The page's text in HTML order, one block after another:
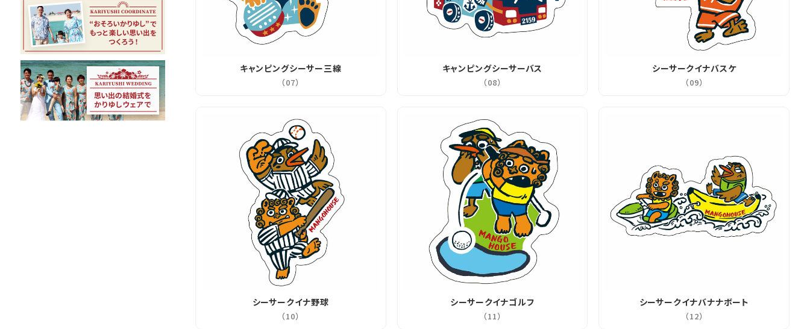
在庫数21
キャンピングシーサー三線
（07）
キャンピングシーサーバス
（08）
シーサークイナバスケ
（09）
シーサークイナ野球
（10）
シーサークイナゴルフ
（11）
シーサークイナバナナボート
（12）